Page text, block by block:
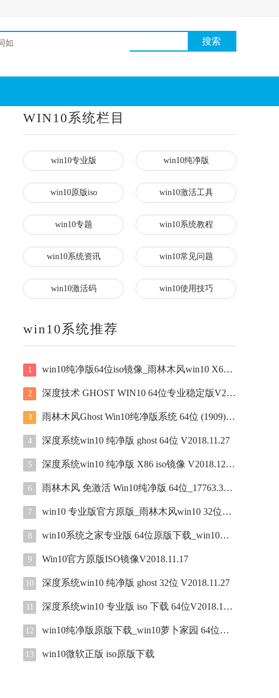
WIN10系统栏目
win10专业版 win10纯净版
win10原版iso win10激活工具
win10专题 win10系统教程
win10系统资讯 win10常见问题
win10激活码 win10使用技巧
win10系统推荐
1 win10纯净版64位iso镜像_雨林木风win10 X64纯净版原版
2 深度技术 GHOST WIN10 64位专业稳定版V2020
3 雨林木风Ghost Win10纯净版系统 64位 (1909) V2020.08
4 深度系统win10 纯净版 ghost 64位 V2018.11.27
5 深度系统win10 纯净版 X86 iso镜像 V2018.12.07
6 雨林木风 免激活 Win10纯净版 64位_17763.348系统下载
7 win10 专业版官方原版_雨林木风win10 32位专业版
8 win10系统之家专业版 64位原版下载_win10专业版 X
9 Win10官方原版ISO镜像V2018.11.17
10 深度系统win10 纯净版 ghost 32位 V2018.11.27
11 深度系统win10 专业版 iso 下载 64位V2018.12.04
12 win10纯净版原版下载_win10萝卜家园 64位纯净版is
13 win10微软正版 iso原版下载